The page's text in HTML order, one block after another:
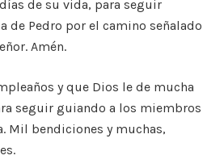
de su vida, para seguir
de Pedro por el camino señalado
Amén.
y que Dios le de mucha
seguir guiando a los miembros
Mil bendiciones y muchas,